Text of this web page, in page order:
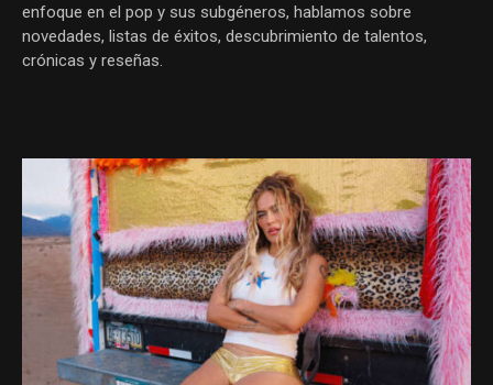
enfoque en el pop y sus subgéneros, hablamos sobre
novedades, listas de éxitos, descubrimiento de talentos,
crónicas y reseñas.